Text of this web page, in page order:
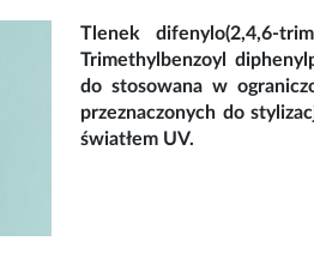
Tlenek difenylo(2,4,6-
Trimethylbenzoyl
do stosowana w
przeznaczonych do
światłem UV.